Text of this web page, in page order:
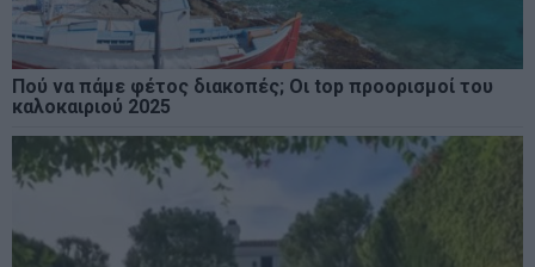
Πού να πάμε φέτος διακοπές; Οι top προορισμοί του
καλοκαιριού 2025